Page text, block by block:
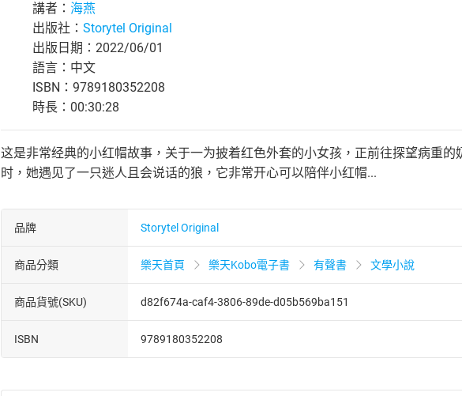
講者： 海燕
出版社： Storytel Original
出版日期：2022/06/01
語言：中文
ISBN：9789180352208
時長：00:30:28
这是非常经典的小红帽故事，关于一为披着红色外套的小女孩，正前往探望病重
时，她遇见了一只迷人且会说话的狼，它非常开心可以陪伴小红帽...
品牌 Storytel Original
商品分類 樂天首頁 樂天Kobo電子書 有聲書 文學小說
商品貨號(SKU) d82f674a-caf4-3806-89de-d05b569ba151
ISBN 9789180352208